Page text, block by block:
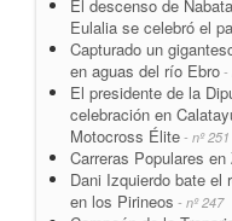
El descenso de
Eulalia se celebró el
Capturado un
en aguas del río Ebro -
El presidente de la
celebración en
Motocross Élite - nº 251
Carreras Populares en
Dani Izquierdo bate el
en los Pirineos - nº 247